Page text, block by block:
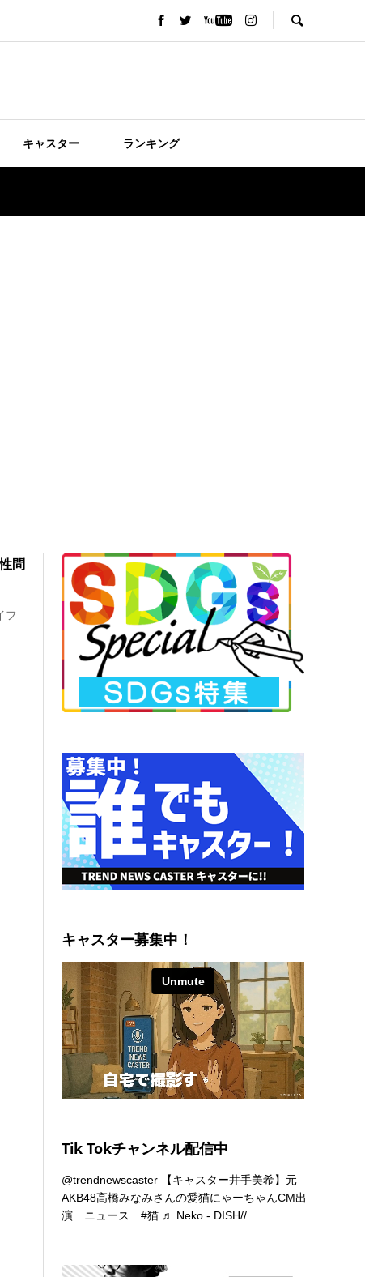
キャスター ランキング
問
フ
キャスター募集中！
Tik Tokチャンネル配信中
@trendnewscaster 【キャスター井手美希】元
AKB48高橋みなみさんの愛猫にゃーちゃんCM出
演 ニュース#猫 ♬ Neko - DISH//